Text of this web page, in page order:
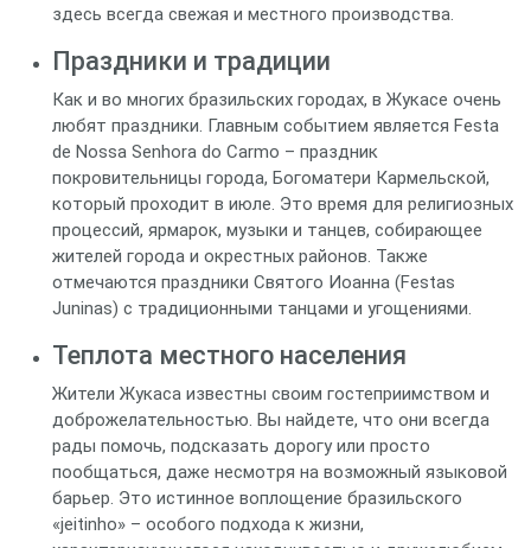
здесь всегда свежая и местного производства.
Праздники и традиции
Как и во многих бразильских городах, в Жукасе очень
любят праздники. Главным событием является Festa
de Nossa Senhora do Carmo – праздник
покровительницы города, Богоматери Кармельской,
который проходит в июле. Это время для религиозных
процессий, ярмарок, музыки и танцев, собирающее
жителей города и окрестных районов. Также
отмечаются праздники Святого Иоанна (Festas
Juninas) с традиционными танцами и угощениями.
Теплота местного населения
Жители Жукаса известны своим гостеприимством и
доброжелательностью. Вы найдете, что они всегда
рады помочь, подсказать дорогу или просто
пообщаться, даже несмотря на возможный языковой
барьер. Это истинное воплощение бразильского
«jeitinho» – особого подхода к жизни,